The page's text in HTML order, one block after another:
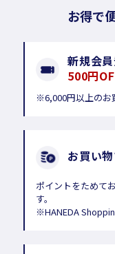
お得で
新規会
500円
※6,000円以上のお
お買い
ポイントをためて
す。
※HANEDA